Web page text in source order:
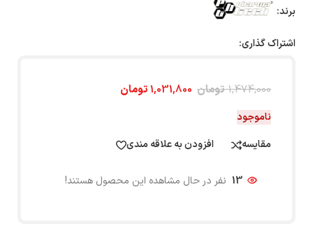
برند:
اشتراک گذاری:
1,474,000 تومان 1,031,800تومان
ناموجود
مقایسه
افزودن به علاقه مندی
13 نفر در حال مشاهده این محصول هستند!